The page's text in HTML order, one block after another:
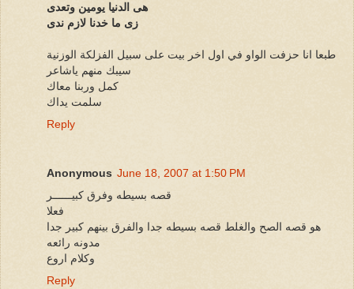
هى الدنيا يومين وتعدى
زى ما خدنا لازم ندى
طبعا انا حزفت الواو في اول اخر بيت على سبيل الفزلكة الوزنية
سيبك منهم ياشاعر
كمل وربنا معاك
سلمت يداك
Reply
Anonymous June 18, 2007 at 1:50 PM
قصه بسيطه وفرق كبيــــــر
فعلا
هو قصه الصح والغلط قصه بسيطه جدا والفرق بينهم كبير جدا
مدونه رائعه
وكلام اروع
Reply